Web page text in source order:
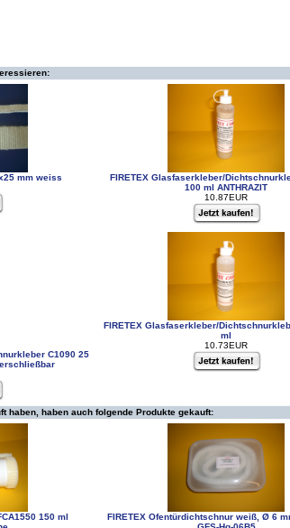
mm weiss
FIRETEX Glasfaserkleber/
100 ml ANTHRAZIT
10.87EUR
C1090 25
FIRETEX Glasfaserkleber/
ml
10.73EUR
haben, haben auch folgende Produkte gekauft:
150 ml
FIRETEX Ofentürdichtschnur weiß, Ø 6